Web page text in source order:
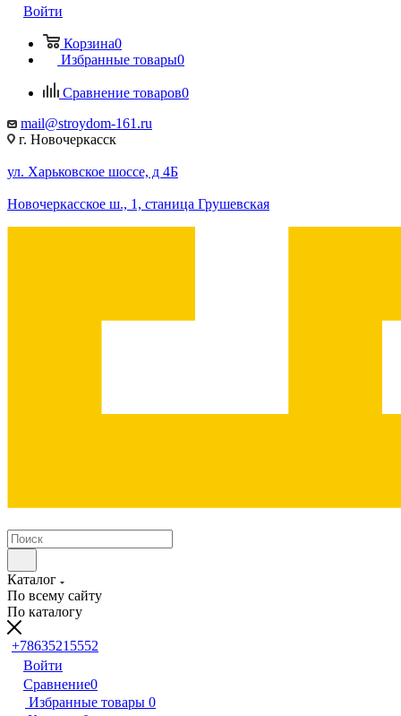
Войти
Корзина0
Избранные товары0
Сравнение товаров0
mail@stroydom-161.ru
г. Новочеркасск
ул. Харьковское шоссе, д 4Б
Новочеркасское ш., 1, станица Грушевская
Каталог
По всему сайту
По каталогу
+78635215552
Войти
Сравнение0
Избранные товары 0